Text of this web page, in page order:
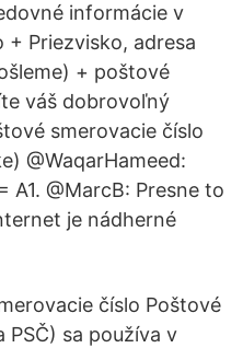
informácie v
Priezvisko, adresa
+ poštové
váš dobrovoľný
smerovacie číslo
@WaqarHameed:
A1. @MarcB: Presne to
je nádherné
číslo Poštové
PSČ) sa používa v